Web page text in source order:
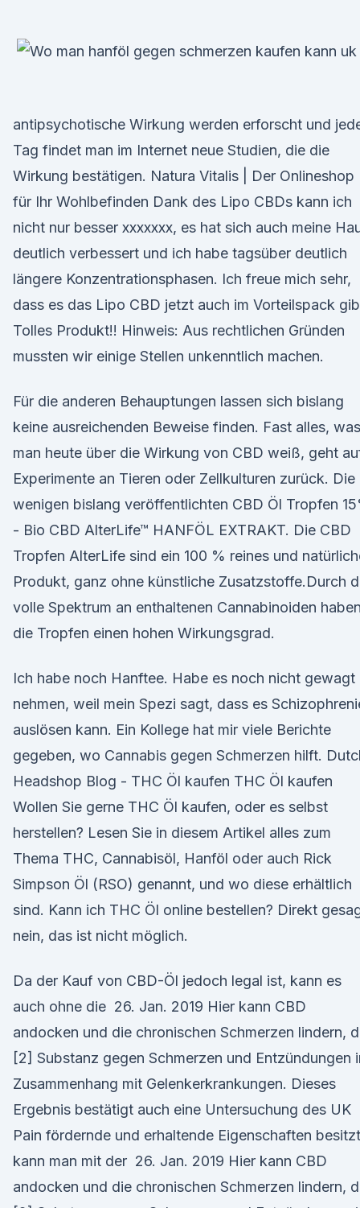
antipsychotische Wirkung werden erforscht und
Tag findet man im Internet neue Studien, die die
Wirkung bestätigen. Natura Vitalis | Der Onlineshop
für Ihr Wohlbefinden Dank des Lipo CBDs kann ich
nicht nur besser xxxxxxx, es hat sich auch meine
deutlich verbessert und ich habe tagsüber deutlich
längere Konzentrationsphasen. Ich freue mich sehr,
dass es das Lipo CBD jetzt auch im Vorteilspack
Tolles Produkt!! Hinweis: Aus rechtlichen Gründen
mussten wir einige Stellen unkenntlich machen.
Für die anderen Behauptungen lassen sich bislang
keine ausreichenden Beweise finden. Fast alles, was
man heute über die Wirkung von CBD weiß, geht
Experimente an Tieren oder Zellkulturen zurück. Die
wenigen bislang veröffentlichten CBD Öl Tropfen
- Bio CBD AlterLife™ HANFÖL EXTRAKT. Die CBD
Tropfen AlterLife sind ein 100 % reines und
Produkt, ganz ohne künstliche Zusatzstoffe.Durch
volle Spektrum an enthaltenen Cannabinoiden haben
die Tropfen einen hohen Wirkungsgrad.
Ich habe noch Hanftee. Habe es noch nicht gewagt
nehmen, weil mein Spezi sagt, dass es
auslösen kann. Ein Kollege hat mir viele Berichte
gegeben, wo Cannabis gegen Schmerzen hilft.
Headshop Blog - THC Öl kaufen THC Öl kaufen
Wollen Sie gerne THC Öl kaufen, oder es selbst
herstellen? Lesen Sie in diesem Artikel alles zum
Thema THC, Cannabisöl, Hanföl oder auch Rick
Simpson Öl (RSO) genannt, und wo diese erhältlich
sind. Kann ich THC Öl online bestellen? Direkt
nein, das ist nicht möglich.
Da der Kauf von CBD-Öl jedoch legal ist, kann es
auch ohne die 26. Jan. 2019 Hier kann CBD
andocken und die chronischen Schmerzen lindern,
[2] Substanz gegen Schmerzen und Entzündungen
Zusammenhang mit Gelenkerkrankungen. Dieses
Ergebnis bestätigt auch eine Untersuchung des UK
Pain fördernde und erhaltende Eigenschaften
kann man mit der 26. Jan. 2019 Hier kann CBD
andocken und die chronischen Schmerzen lindern,